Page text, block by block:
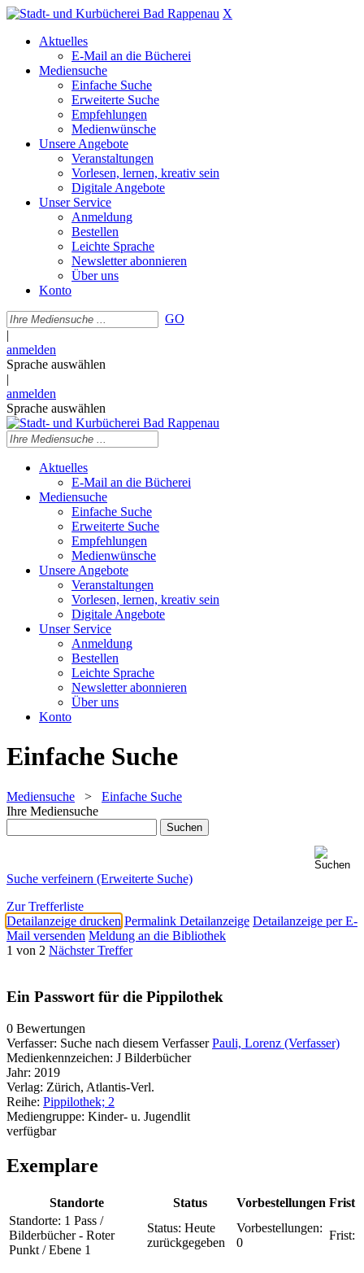
X
Aktuelles
E-Mail an die Bücherei
Mediensuche
Einfache Suche
Erweiterte Suche
Empfehlungen
Medienwünsche
Unsere Angebote
Veranstaltungen
Vorlesen, lernen, kreativ sein
Digitale Angebote
Unser Service
Anmeldung
Bestellen
Leichte Sprache
Newsletter abonnieren
Über uns
Konto
GO
|
anmelden
Sprache auswählen
|
anmelden
Sprache auswählen
Aktuelles
E-Mail an die Bücherei
Mediensuche
Einfache Suche
Erweiterte Suche
Empfehlungen
Medienwünsche
Unsere Angebote
Veranstaltungen
Vorlesen, lernen, kreativ sein
Digitale Angebote
Unser Service
Anmeldung
Bestellen
Leichte Sprache
Newsletter abonnieren
Über uns
Konto
Einfache Suche
Mediensuche > Einfache Suche
Ihre Mediensuche
Suche verfeinern (Erweiterte Suche)
Zur Trefferliste
Detailanzeige drucken Permalink Detailanzeige Detailanzeige per E-
Mail versenden Meldung an die Bibliothek
1 von 2 Nächster Treffer
Ein Passwort für die Pippilothek
0 Bewertungen
Verfasser: Suche nach diesem Verfasser Pauli, Lorenz (Verfasser)
Medienkennzeichen: J Bilderbücher
Jahr: 2019
Verlag: Zürich, Atlantis-Verl.
Reihe: Pippilothek; 2
Mediengruppe: Kinder- u. Jugendlit
verfügbar
Exemplare
Standorte Status Vorbestellungen Frist
Standorte: 1 Pass /
Bilderbücher - Roter
Punkt / Ebene 1
Status: Heute
zurückgegeben
Vorbestellungen:
0
Frist: